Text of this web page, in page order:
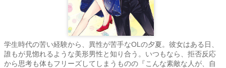
学生時代の苦い経験から、異性が苦手なOLの夕夏。彼女はある日、
誰もが見惚れるような美形男性と知り合う。いつもなら、拒否反応
から思考も体もフリーズしてしまうものの『こんな素敵な人が、自